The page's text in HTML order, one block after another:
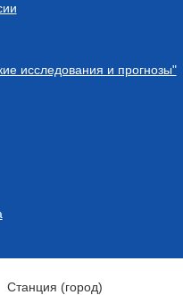
исследования и прогнозы"
Станция (город)